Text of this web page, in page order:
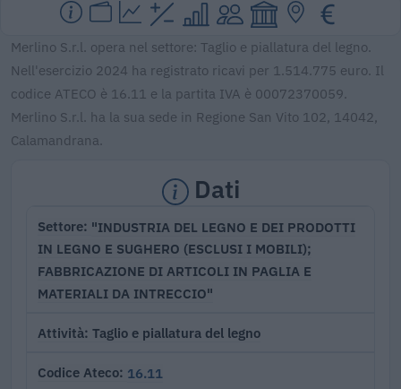
Merlino S.r.l. opera nel settore: Taglio e piallatura del legno.
Nell'esercizio 2024 ha registrato ricavi per 1.514.775 euro. Il
codice ATECO è 16.11 e la partita IVA è 00072370059.
Merlino S.r.l. ha la sua sede in Regione San Vito 102, 14042,
Calamandrana.
Dati
Settore "INDUSTRIA DEL LEGNO E DEI PRODOTTI
IN LEGNO E SUGHERO (ESCLUSI I MOBILI);
FABBRICAZIONE DI ARTICOLI IN PAGLIA E
MATERIALI DA INTRECCIO"
Attività Taglio e piallatura del legno
Codice Ateco 16.11